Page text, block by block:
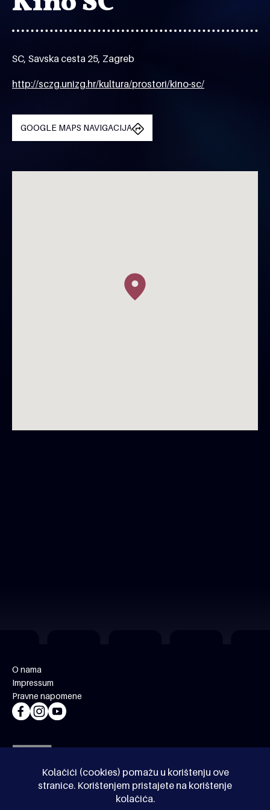
Kolačići (cookies) pomažu u korištenju ove
stranice. Korištenjem pristajete na korištenje
kolačića.
SC, Savska cesta 25, Zagreb
http://sczg.unizg.hr/kultura/prostori/kino-sc/
GOOGLE MAPS NAVIGACIJA
O nama
Impressum
Pravne napomene